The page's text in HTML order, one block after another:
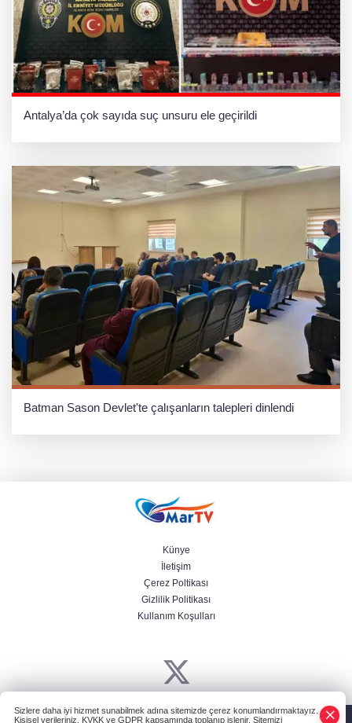
Antalya’da çok sayıda suç unsuru ele geçirildi
Batman Sason Devlet'te çalışanların talepleri dinlendi
Künye
İletişim
Çerez Poltikası
Gizlilik Politikası
Kullanım Koşulları
Powered byHABER YAZILIMIve TURKTICARET.NET projesidir Copyright©
Sizlere daha iyi hizmet sunabilmek adına sitemizde çerez konumlandırmaktayız.
Kişisel verileriniz, KVKK ve GDPR kapsamında toplanıp işlenir. Sitemizi